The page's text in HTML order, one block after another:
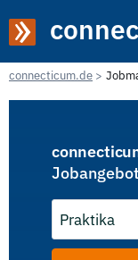
connecticum.de
Praktika